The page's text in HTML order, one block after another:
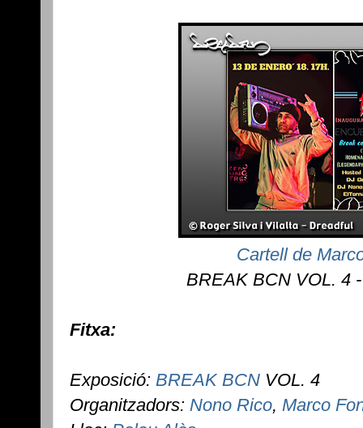
Cartell de
BREAK BCN VOL. 4
Fitxa:
Exposició: BREAK BCN VOL. 4
Organitzadors: Nono Rico, Marco